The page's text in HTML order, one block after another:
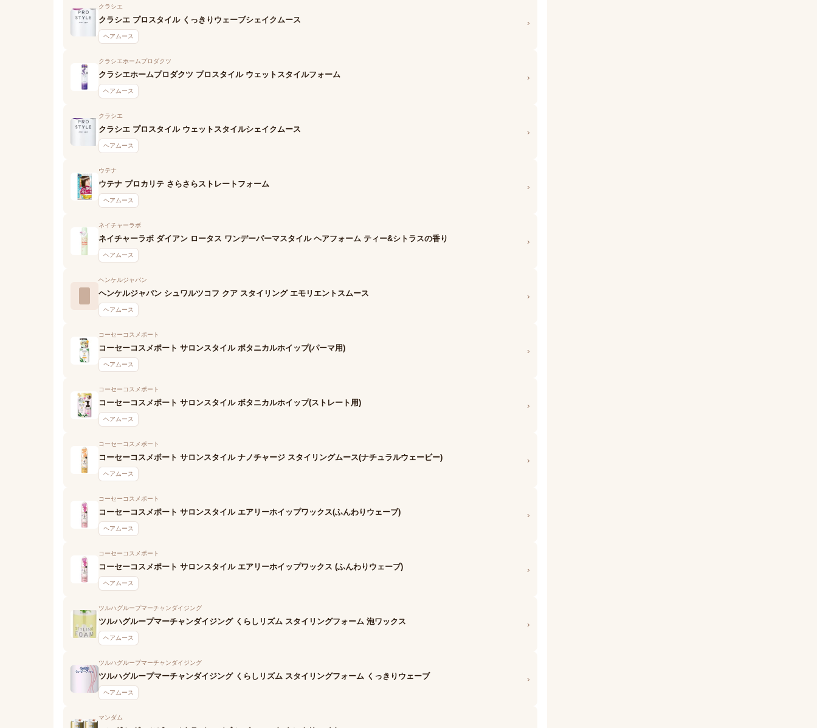
クラシエ
クラシエ プロスタイル くっきりウェーブシェイクムース
ヘアムース
›
クラシエホームプロダクツ
クラシエホームプロダクツ プロスタイル ウェットスタイルフォーム
ヘアムース
›
クラシエ
クラシエ プロスタイル ウェットスタイルシェイクムース
ヘアムース
›
ウテナ
ウテナ プロカリテ さらさらストレートフォーム
ヘアムース
›
ネイチャーラボ
ネイチャーラボ ダイアン ロータス ワンデーパーマスタイル ヘアフォーム ティー&シトラスの香り
ヘアムース
›
ヘンケルジャパン
ヘンケルジャパン シュワルツコフ クア スタイリング エモリエントスムース
ヘアムース
›
コーセーコスメポート
コーセーコスメポート サロンスタイル ボタニカルホイップ(パーマ用)
ヘアムース
›
コーセーコスメポート
コーセーコスメポート サロンスタイル ボタニカルホイップ(ストレート用)
ヘアムース
›
コーセーコスメポート
コーセーコスメポート サロンスタイル ナノチャージ スタイリングムース(ナチュラルウェービー)
ヘアムース
›
コーセーコスメポート
コーセーコスメポート サロンスタイル エアリーホイップワックス(ふんわりウェーブ)
ヘアムース
›
コーセーコスメポート
コーセーコスメポート サロンスタイル エアリーホイップワックス (ふんわりウェーブ)
ヘアムース
›
ツルハグループマーチャンダイジング
ツルハグループマーチャンダイジング くらしリズム スタイリングフォーム 泡ワックス
ヘアムース
›
ツルハグループマーチャンダイジング
ツルハグループマーチャンダイジング くらしリズム スタイリングフォーム くっきりウェーブ
ヘアムース
›
マンダム